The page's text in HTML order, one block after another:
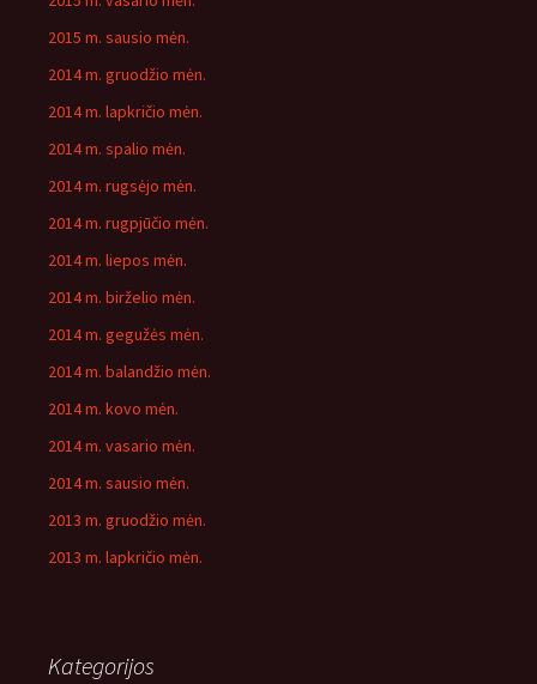
2015 m. sausio mėn.
2014 m. gruodžio mėn.
2014 m. lapkričio mėn.
2014 m. spalio mėn.
2014 m. rugsėjo mėn.
2014 m. rugpjūčio mėn.
2014 m. liepos mėn.
2014 m. birželio mėn.
2014 m. gegužės mėn.
2014 m. balandžio mėn.
2014 m. kovo mėn.
2014 m. vasario mėn.
2014 m. sausio mėn.
2013 m. gruodžio mėn.
2013 m. lapkričio mėn.
Kategorijos